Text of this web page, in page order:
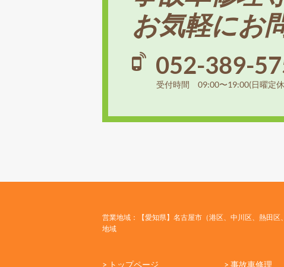
お気軽にお
052-389-
受付時間 09:00〜19:00(日曜定
営業地域：【愛知県】名古屋市（港区、中川区、熱田
地域
> トップページ > 事故車修理